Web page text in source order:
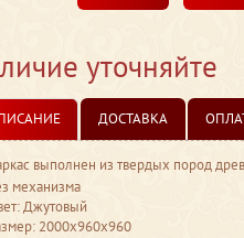
уточняйте
ДОСТАВКА
выполнен из твердых пород
механизма
Джутовый
2000x960x960